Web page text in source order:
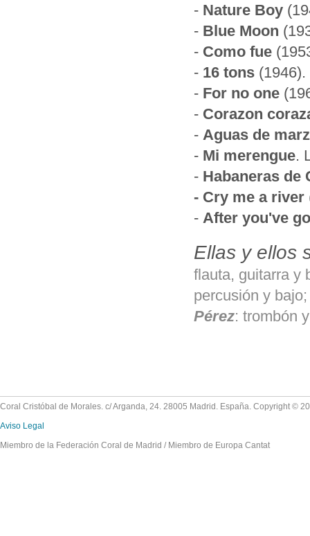
- Nature Boy
- Blue Moon
- Como fue
- 16 tons (1946).
- For no one
- Corazon
- Aguas de
- Mi merengue.
- Habaneras de
- Cry me a river
- After you've
Ellas y ellos
flauta, guitarra y
percusión y
Pérez: trombón
Coral Cristóbal de Morales. c/ Arganda, 24. 28005 Madrid. España. Copyright ©
Aviso Legal
Miembro de la Federación Coral de Madrid / Miembro de Europa Cantat